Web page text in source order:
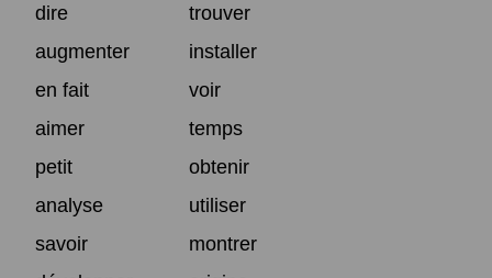
dire
trouver
augmenter
installer
en fait
voir
aimer
temps
petit
obtenir
analyse
utiliser
savoir
montrer